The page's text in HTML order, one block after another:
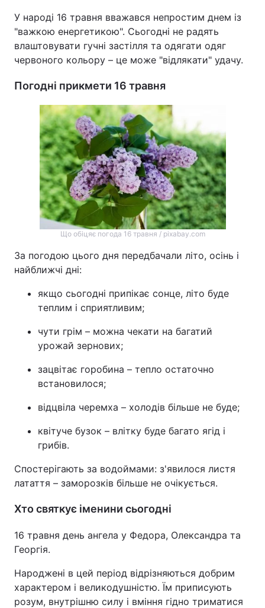
У народі 16 травня вважався непростим днем із
"важкою енергетикою". Сьогодні не радять
влаштовувати гучні застілля та одягати одяг
червоного кольору – це може "відлякати" удачу.
Погодні прикмети 16 травня
Що обіцяє погода 16 травня / pixabay.com
За погодою цього дня передбачали літо, осінь і
найближчі дні:
якщо сьогодні припікає сонце, літо буде
теплим і сприятливим;
чути грім – можна чекати на багатий
урожай зернових;
зацвітає горобина – тепло остаточно
встановилося;
відцвіла черемха – холодів більше не буде;
квітуче бузок – влітку буде багато ягід і
грибів.
Спостерігають за водоймами: з'явилося листя
латаття – заморозків більше не очікується.
Хто святкує іменини сьогодні
16 травня день ангела у Федора, Олександра та
Георгія.
Народжені в цей період відрізняються добрим
характером і великодушністю. Їм приписують
розум, внутрішню силу і вміння гідно триматися